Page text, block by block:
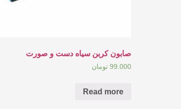
صابون کربن سیاه دست و صورت
99.000 تومان
Read more